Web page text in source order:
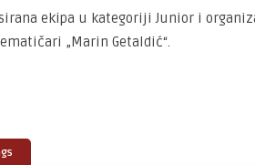
ekipa u kategoriji Junior i
„Marin Getaldić“.